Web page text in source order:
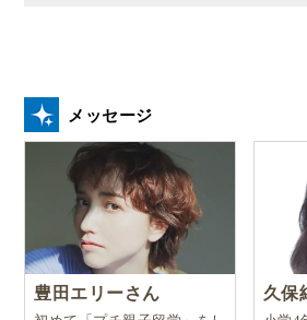
メッセージ
豊田エリーさん 久保